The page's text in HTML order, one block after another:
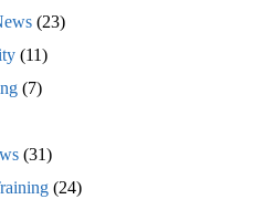
(23)
(11)
(7)
(31)
(24)